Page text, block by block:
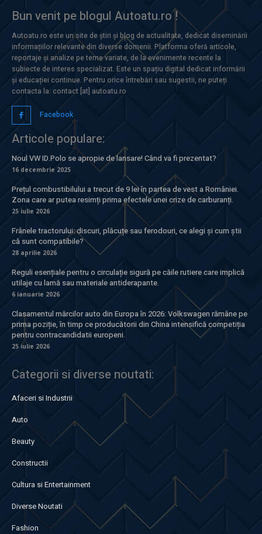
Bun venit pe blogul Autoatu.ro !
Autoatu.ro este un site de știri și blog de actualitate, dedicat diseminării
informațiilor relevante din diverse domenii. Platforma oferă articole,
reportaje și analize pe teme variate, de la evenimente recente la
subiecte de interes specializat. Este un spațiu digital dedicat informării
și educației continue. Pentru orice întrebări sau sugestii, ne puteți
contacta la: contact [at] autoatu.ro
Facebook
Articole populare:
Noul VW ID.Polo se apropie de lansare! Când va fi prezentat?
16 decembrie 2025
Prețul combustibilului a trecut de 9 lei în partea de vest a României.
Zona care ar putea resimți prima efectele unei crize de carburanți.
25 iulie 2026
Frânele tractorului: discuri, plăcuțe sau ferodouri, ce alegi și cum știi
că sunt compatibile?
28 aprilie 2026
Reguli esențiale pentru o circulație sigură pe căile rutiere care implică
utilaje cu lamă sau materiale antiderapante.
6 ianuarie 2026
Clasamentul mărcilor auto din Europa în 2026: Volkswagen rămâne pe
prima poziție, în timp ce producătorii din China intensifică competiția
pentru contracandidatii europeni.
25 iulie 2026
Categorii si diverse noutati:
Afaceri si Industrii
Auto
Beauty
Constructii
Cultura si Entertainment
Diverse Noutati
Fashion